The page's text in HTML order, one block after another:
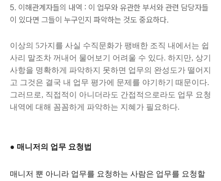
5. 이해관계자들의 내역 : 이 업무와 유관한 부서와 관련 담당자들
이 있다면 그들이 누구인지 파악하는 것도 중요하다.
이상의 5가지를 사실 수직문화가 팽배한 조직 내에서는 쉽
사리 말조차 꺼내어 물어보기 어려울 수 있다. 하지만, 상기
사항을 명확하게 파악하지 못하면 업무의 완성도가 떨어지
고 그것은 결국 내 업무 평가에 문제를 야기하기 때문이다.
그러므로, 직접적이 아니더라도 간접적으로라도 업무 요청
내역에 대해 꼼꼼하게 파악하는 지혜가 필요하다.
● 매니저의 업무 요청법
매니저 뿐 아니라 업무를 요청하는 사람은 업무를 요청할